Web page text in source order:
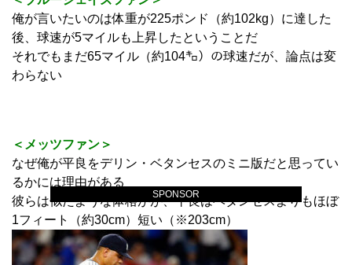
SPONSOR
俺が言いたいのは体重が225ポンド（約102kg）に達した
後、球速が5マイルも上昇したということだ
それでもまだ65マイル（約104㌔）の球速だが、論点は変
わらない
＜メッツファン＞
なぜ俺が平良をデリン・ベタンセスのミニ版だと思ってい
るかには理由がある
彼らは似たような体格がが、平良はベタンセスよりもほぼ
1フィート（約30cm）短い（※203cm）